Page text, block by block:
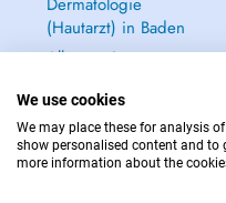
(Hautarzt) in Baden
Alle anzeigen →
IM NOTFALL
We use cookies
We may place these for analysis
show personalised content and to
more information about the